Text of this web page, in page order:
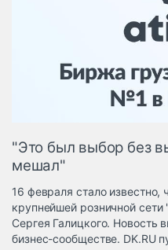
"Это был выбор без
мешал"
16 февраля стало известно,
крупнейшей розничной сети
Сергея Галицкого. Новость
бизнес-сообществе. DK.RU